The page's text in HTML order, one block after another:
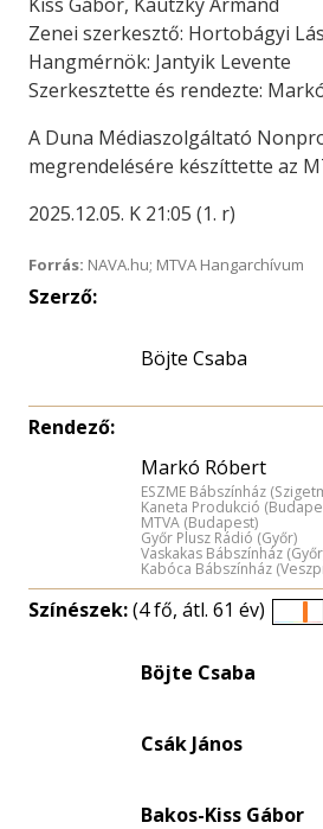
Zenei szerkesztő: Hortobágyi
Hangmérnök: Jantyik Levente
Szerkesztette és rendezte:
A Duna Médiaszolgáltató
megrendelésére készíttette az
2025.12.05. K 21:05 (1. r)
Forrás: NAVA.hu; MTVA Hangarchívum
Szerző:
Böjte Csaba
Rendező:
Markó Róbert
ESZME Bábszínház
Kaneta Produkció
MTVA (Budapest)
Győr Plusz Rádió (Győr)
Vaskakas Bábszínház
Kabóca Bábszínház
Színészek:(4 fő, átl. 61 év)
Böjte Csaba
Csák János
Bakos-Kiss Gábor